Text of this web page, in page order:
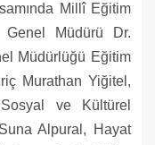
Millî Eğitim
Genel Müdürü Dr.
Müdürlüğü Eğitim
Murathan Yiğitel,
ve Kültürel
Alpural, Hayat